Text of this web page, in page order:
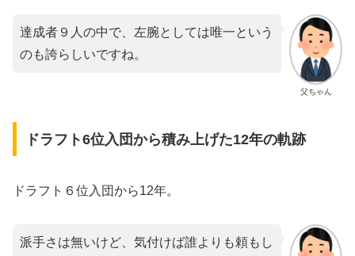
父ちゃん
達成者９人の中で、左腕としては唯一という
のも誇らしいですね。
ドラフト6位入団から積み上げた12年の軌跡
ドラフト６位入団から12年。
派手さは無いけど、気付けば誰よりも頼もし